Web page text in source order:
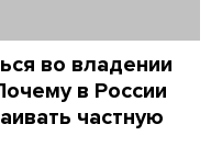
во владении
в России
частную